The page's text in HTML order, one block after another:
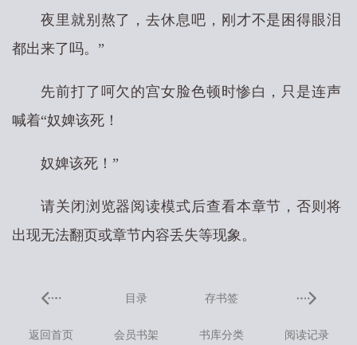
夜里就别熬了，去休息吧，刚才不是困得眼泪
都出来了吗。”
先前打了呵欠的宫女脸色顿时惨白，只是连声
喊着“奴婢该死！
奴婢该死！”
请关闭浏览器阅读模式后查看本章节，否则将
出现无法翻页或章节内容丢失等现象。
目录 存书签
返回首页 会员书架 书库分类 阅读记录